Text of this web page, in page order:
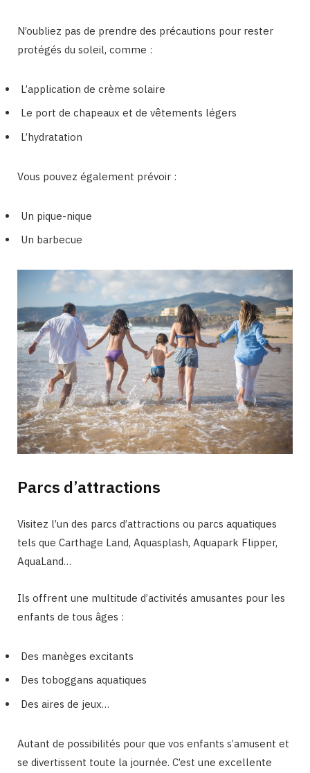
N’oubliez pas de prendre des précautions pour rester
protégés du soleil, comme :
L’application de crème solaire
Le port de chapeaux et de vêtements légers
L’hydratation
Vous pouvez également prévoir :
Un pique-nique
Un barbecue
Parcs d’attractions
Visitez l’un des parcs d’attractions ou parcs aquatiques
tels que Carthage Land, Aquasplash, Aquapark Flipper,
AquaLand…
Ils offrent une multitude d’activités amusantes pour les
enfants de tous âges :
Des manèges excitants
Des toboggans aquatiques
Des aires de jeux…
Autant de possibilités pour que vos enfants s’amusent et
se divertissent toute la journée. C’est une excellente